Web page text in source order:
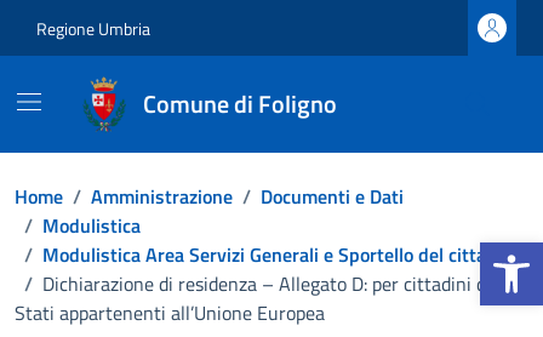
Apri la
Regione Umbria
Comune di Foligno
Home / Amministrazione / Documenti e Dati
/ Modulistica
/ Modulistica Area Servizi Generali e Sportello del cittadino
/ Dichiarazione di residenza – Allegato D: per cittadini di
Stati appartenenti all’Unione Europea